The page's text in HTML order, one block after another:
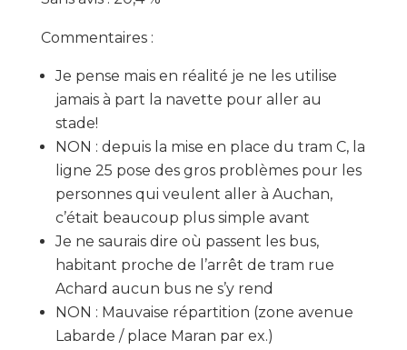
Commentaires :
Je pense mais en réalité je ne les utilise
jamais à part la navette pour aller au
stade!
NON : depuis la mise en place du tram C, la
ligne 25 pose des gros problèmes pour les
personnes qui veulent aller à Auchan,
c’était beaucoup plus simple avant
Je ne saurais dire où passent les bus,
habitant proche de l’arrêt de tram rue
Achard aucun bus ne s’y rend
NON : Mauvaise répartition (zone avenue
Labarde / place Maran par ex.)